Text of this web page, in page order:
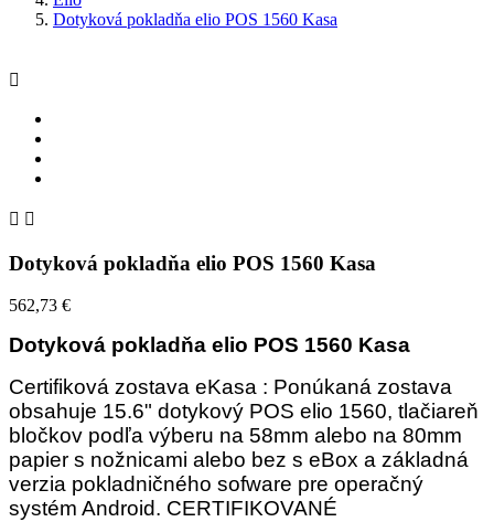
Dotyková pokladňa elio POS 1560 Kasa

 
Dotyková pokladňa elio POS 1560 Kasa
562,73 €
Dotyková pokladňa elio POS 1560 Kasa
Certifiková zostava eKasa : Ponúkaná zostava
obsahuje 15.6" dotykový POS elio 1560, tlačiareň
bločkov podľa výberu na 58mm alebo na 80mm
papier s nožnicami alebo bez s eBox a základná
verzia pokladničného sofware pre operačný
systém Android. CERTIFIKOVANÉ